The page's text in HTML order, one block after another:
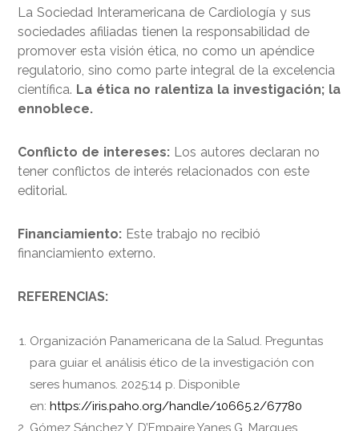
La Sociedad Interamericana de Cardiología y sus
sociedades afiliadas tienen la responsabilidad de
promover esta visión ética, no como un apéndice
regulatorio, sino como parte integral de la excelencia
científica. La ética no ralentiza la investigación; la
ennoblece.
Conflicto de intereses: Los autores declaran no
tener conflictos de interés relacionados con este
editorial.
Financiamiento: Este trabajo no recibió
financiamiento externo.
REFERENCIAS:
Organización Panamericana de la Salud. Preguntas
para guiar el análisis ético de la investigación con
seres humanos. 2025:14 p. Disponible
en: https://iris.paho.org/handle/10665.2/67780